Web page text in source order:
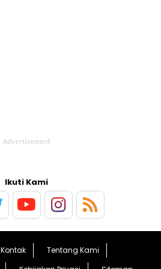
Ikuti Kami
Kontak
Tentang Kami